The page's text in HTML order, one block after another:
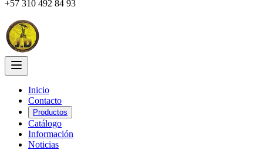
+57 310 492 84 93
Inicio
Contacto
Productos
Catálogo
Información
Noticias